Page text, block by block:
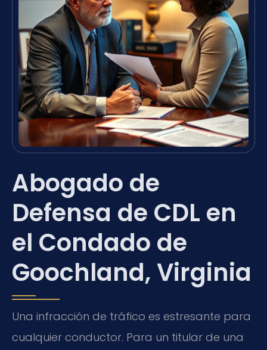
Abogado de
Defensa de CDL en
el Condado de
Goochland, Virginia
Una infracción de tráfico es estresante para
cualquier conductor. Para un titular de una